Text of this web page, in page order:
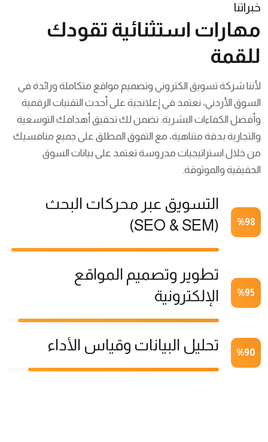
خبراتنا
مهارات استثنائية تقودك
للقمة
لأننا شركة تسويق الكتروني وتصميم مواقع متكاملة ورائدة في
السوق الأردني، نعتمد في إعلانجية على أحدث التقنيات الرقمية
وأفضل الكفاءات البشرية. نضمن لك تحقيق أهدافك التوسعية
والتجارية بدقة متناهية، مع التفوق المطلق على جميع منافسيك
من خلال استراتيجيات مدروسة تعتمد على بيانات السوق
الحقيقية والموثوقة.
98
%
التسويق عبر محركات البحث
(SEO & SEM)
95
%
تطوير وتصميم المواقع
الإلكترونية
90
% تحليل البيانات وقياس الأداء